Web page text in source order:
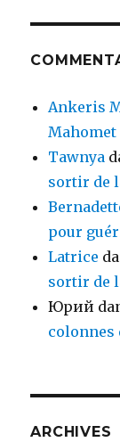
Ankeris
Mahomet
Tawnya
sortir de
pour
Latrice
sortir de
Юрий
colonnes
ARCHIVES